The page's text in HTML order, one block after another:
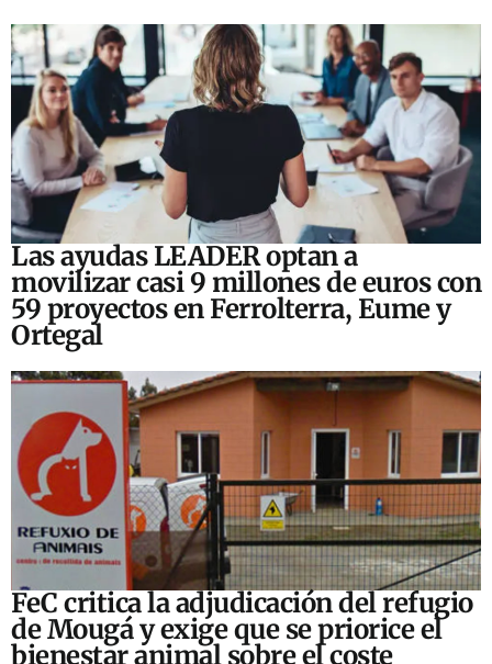
Las ayudas LEADER optan a
movilizar casi 9 millones de euros con
59 proyectos en Ferrolterra, Eume y
Ortegal
FeC critica la adjudicación del refugio
de Mougá y exige que se priorice el
bienestar animal sobre el coste